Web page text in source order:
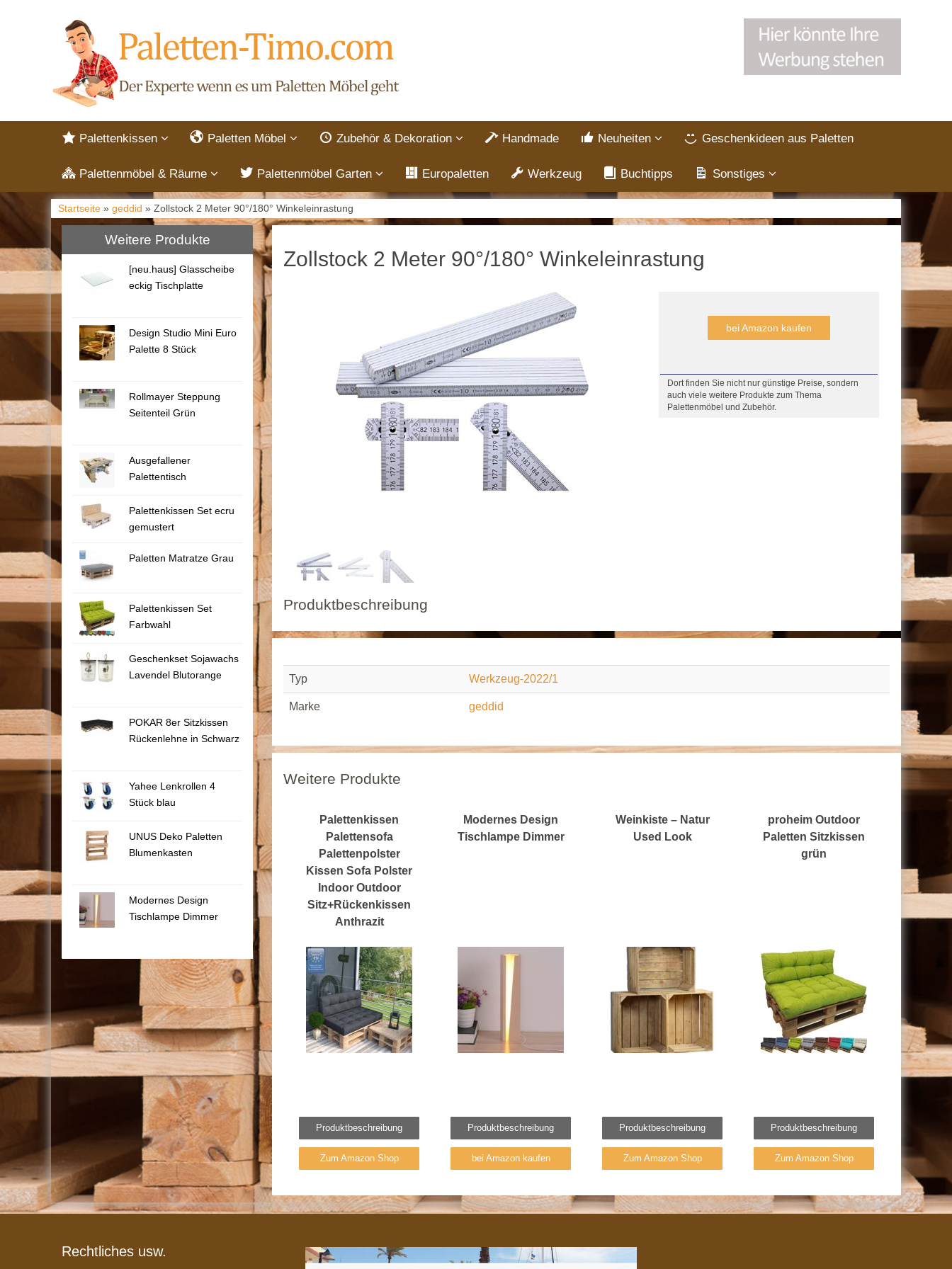
Palettenkissen Paletten Möbel Zubehör & Dekoration Handmade Neuheiten Geschenkideen aus Paletten
Palettenmöbel & Räume Palettenmöbel Garten Europaletten Werkzeug Buchtipps Sonstiges
Startseite » geddid » Zollstock 2 Meter 90°/180° Winkeleinrastung
Weitere Produkte
[neu.haus] Glasscheibe
eckig Tischplatte
Design Studio Mini Euro
Palette 8 Stück
Rollmayer Steppung
Seitenteil Grün
Ausgefallener
Palettentisch
Palettenkissen Set ecru
gemustert
Paletten Matratze Grau
Palettenkissen Set
Farbwahl
Geschenkset Sojawachs
Lavendel Blutorange
POKAR 8er Sitzkissen
Rückenlehne in Schwarz
Yahee Lenkrollen 4
Stück blau
UNUS Deko Paletten
Blumenkasten
Modernes Design
Tischlampe Dimmer
Zollstock 2 Meter 90°/180° Winkeleinrastung
bei Amazon kaufen
Dort finden Sie nicht nur günstige Preise, sondern
auch viele weitere Produkte zum Thema
Palettenmöbel und Zubehör.
Produktbeschreibung
Typ Werkzeug-2022/1
Marke geddid
Weitere Produkte
Palettenkissen
Palettensofa
Palettenpolster
Kissen Sofa Polster
Indoor Outdoor
Sitz+Rückenkissen
Anthrazit
Produktbeschreibung
Zum Amazon Shop
Modernes Design
Tischlampe Dimmer
Produktbeschreibung
bei Amazon kaufen
Weinkiste – Natur
Used Look
Produktbeschreibung
Zum Amazon Shop
proheim Outdoor
Paletten Sitzkissen
grün
Produktbeschreibung
Zum Amazon Shop
Rechtliches usw.